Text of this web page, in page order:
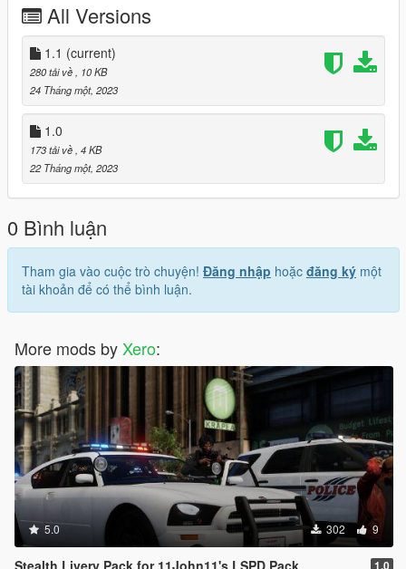
Voit Turyv - For creating the LSPD Vacca.
All Versions
1.1 (current)
280 tải về
, 10 KB
24 Tháng một, 2023
1.0
173 tải về , 4 KB
22 Tháng một, 2023
0 Bình luận
Tham gia vào cuộc trò chuyện! Đăng nhập hoặc đăng ký một
tài khoản để có thể bình luận.
More mods by Xero:
5.0 302 9
1.0